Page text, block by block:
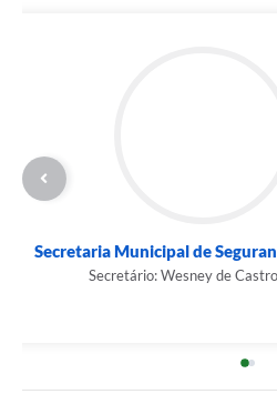
Secretaria Municipal de
Secretário: Wesney de